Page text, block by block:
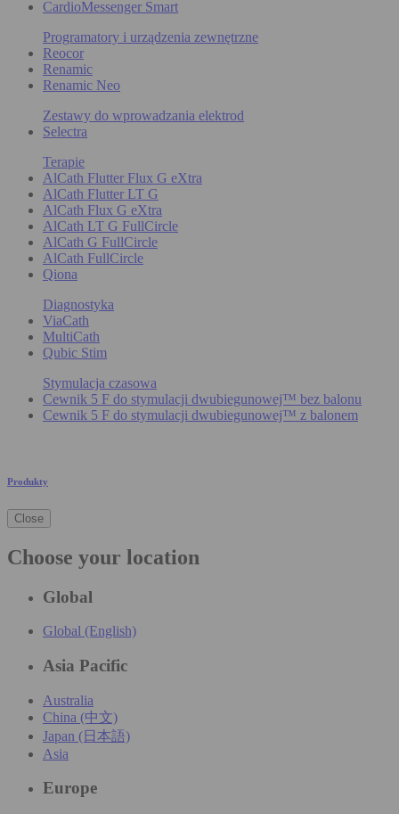
CardioMessenger Smart
Programatory i urządzenia zewnętrzne
Reocor
Renamic
Renamic Neo
Zestawy do wprowadzania elektrod
Selectra
Terapie
AlCath Flutter Flux G eXtra
AlCath Flutter LT G
AlCath Flux G eXtra
AlCath LT G FullCircle
AlCath G FullCircle
AlCath FullCircle
Qiona
Diagnostyka
ViaCath
MultiCath
Qubic Stim
Stymulacja czasowa
Cewnik 5 F do stymulacji dwubiegunowej™ bez balonu
Cewnik 5 F do stymulacji dwubiegunowej™ z balonem
Produkty
Close
Choose your location
Global
Global (English)
Asia Pacific
Australia
China (中文)
Japan (日本語)
Asia
Europe